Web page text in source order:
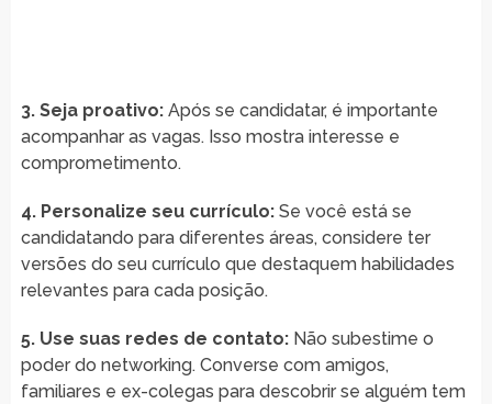
3. Seja proativo:Após se candidatar, é importante
acompanhar as vagas. Isso mostra interesse e
comprometimento.
4. Personalize seu currículo:Se você está se
candidatando para diferentes áreas, considere ter
versões do seu currículo que destaquem habilidades
relevantes para cada posição.
5. Use suas redes de contato:Não subestime o
poder do networking. Converse com amigos,
familiares e ex-colegas para descobrir se alguém tem